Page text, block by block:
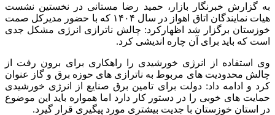
به گزارش خبرنگار بازار، حمید رضا مستانی در نخستین نشست
هیات نمایندگان اتاق اهواز در سال ۱۴۰۴ که با حضور مدیرکل صمت
خوزستان برگزار شد اظهارکرد: چالش ناترازی انرژی مشکل جدی
است که باید برای آن چاره اندیشی کرد.
وی استفاده از انرژی خورشیدی را راهکاری برای برون رفت از
چالش محدودیت های مربوط به ناترازی های حوزه برق و گاز عنوان
کرد و ادامه داد: دولت برای تامین برق صنایع از انرژی خورشیدی
حمایت های خوبی را در دستور کار دارد اما همواره باید این موضوع
در استان خوزستان با جدیت بیشتری مورد پیگیری قرار گیرد.